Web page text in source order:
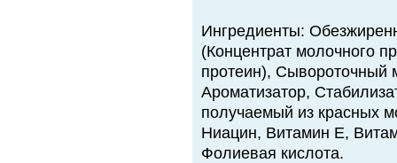
Ингредиенты:
(Концентрат молочного
протеин), Сывороточный
Ароматизатор,
получаемый из красных
Ниацин, Витамин Е,
Фолиевая кислота.